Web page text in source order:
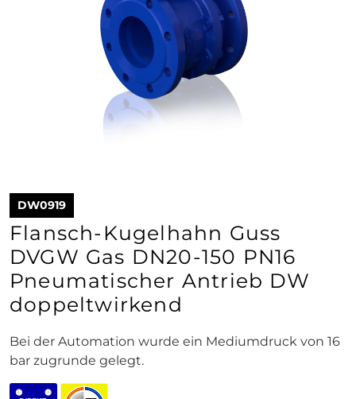
DW0919
Flansch-Kugelhahn Guss
DVGW Gas DN20-150 PN16
Pneumatischer Antrieb DW
doppeltwirkend
Bei der Automation wurde ein Mediumdruck von 16
bar zugrunde gelegt.